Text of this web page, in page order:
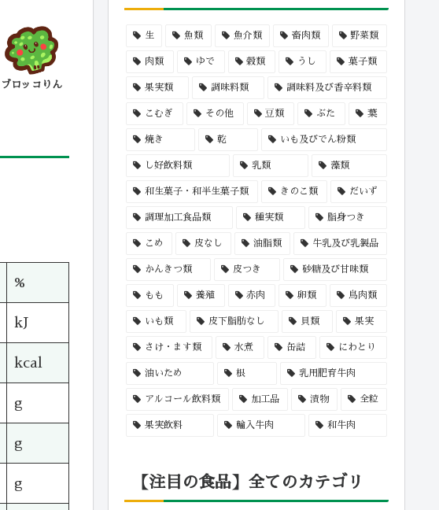
ブロッコりん
%
kJ
kcal
g
g
g
生 魚類 魚介類 畜肉類 野菜類
肉類 ゆで 穀類 うし 菓子類
果実類 調味料類 調味料及び香辛料類
こむぎ その他 豆類 ぶた 葉
焼き 乾 いも及びでん粉類
し好飲料類 乳類 藻類
和生菓子・和半生菓子類 きのこ類 だいず
調理加工食品類 種実類 脂身つき
こめ 皮なし 油脂類 牛乳及び乳製品
かんきつ類 皮つき 砂糖及び甘味類
もも 養殖 赤肉 卵類 鳥肉類
いも類 皮下脂肪なし 貝類 果実
さけ・ます類 水煮 缶詰 にわとり
油いため 根 乳用肥育牛肉
アルコール飲料類 加工品 漬物 全粒
果実飲料 輸入牛肉 和牛肉
【注目の食品】全てのカテゴリ